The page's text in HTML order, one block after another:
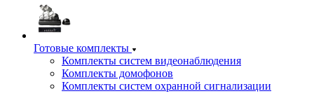
Готовые комплекты
Комплекты систем видеонаблюдения
Комплекты домофонов
Комплекты систем охранной сигнализации